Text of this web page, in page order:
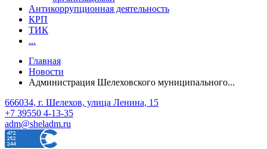
Антикоррупционная деятельность
КРП
ТИК
...
Главная
Новости
Администрация Шелеховского муниципального...
666034, г. Шелехов, улица Ленина, 15
+7 39550 4-13-35
adm@sheladm.ru